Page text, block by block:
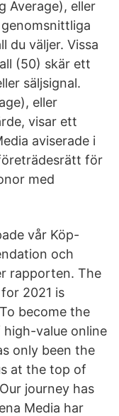
Average), eller
du väljer. Vissa
(50) skär ett
säljsignal.
eller
visar ett
aviserade i
för
med
vår Köp-
och
rapporten. The
2021 is
become the
high-value online
only been the
at the top of
journey has
Media har